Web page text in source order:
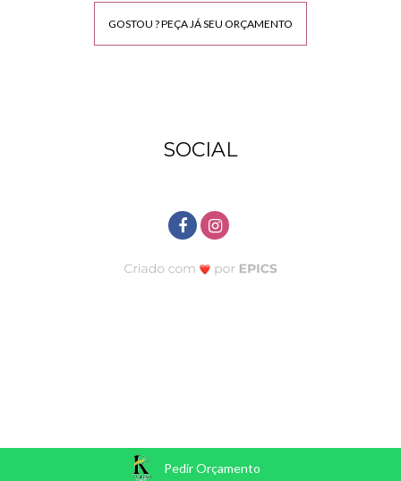
GOSTOU ? PEÇA JÁ SEU ORÇAMENTO
SOCIAL
Pedir Orçamento